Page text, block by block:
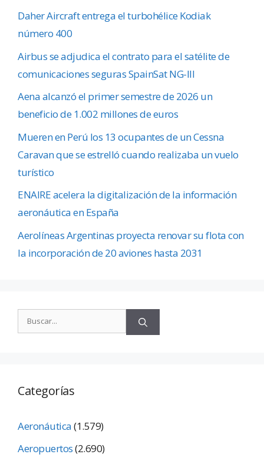
Daher Aircraft entrega el turbohélice Kodiak
número 400
Airbus se adjudica el contrato para el satélite de
comunicaciones seguras SpainSat NG-III
Aena alcanzó el primer semestre de 2026 un
beneficio de 1.002 millones de euros
Mueren en Perú los 13 ocupantes de un Cessna
Caravan que se estrelló cuando realizaba un vuelo
turístico
ENAIRE acelera la digitalización de la información
aeronáutica en España
Aerolíneas Argentinas proyecta renovar su flota con
la incorporación de 20 aviones hasta 2031
Categorías
Aeronáutica(1.579)
Aeropuertos(2.690)